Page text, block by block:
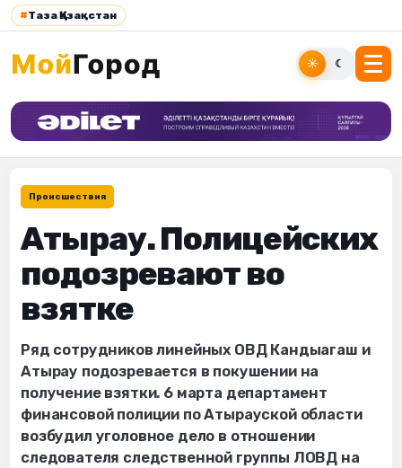
#Таза Қазақстан
☀ ☾
Происшествия
Атырау. Полицейских
подозревают во
взятке
Ряд сотрудников линейных ОВД Кандыагаш и
Атырау подозревается в покушении на
получение взятки. 6 марта департамент
финансовой полиции по Атырауской области
возбудил уголовное дело в отношении
следователя следственной группы ЛОВД на